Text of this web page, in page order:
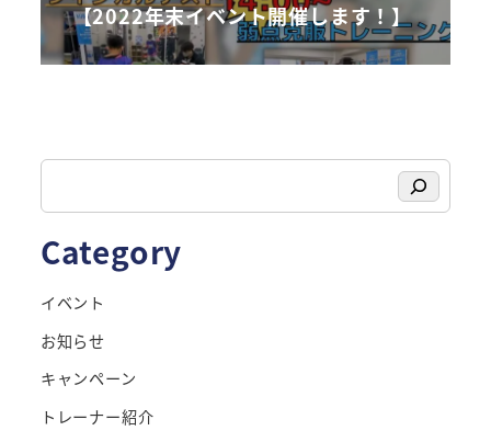
【2022年末イベント開催します！】
Category
イベント
お知らせ
キャンペーン
トレーナー紹介